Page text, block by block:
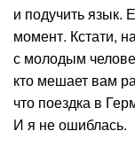
и подучить язык.
момент. Кстати,
с молодым
кто мешает вам
что поездка в
И я не ошиблась.